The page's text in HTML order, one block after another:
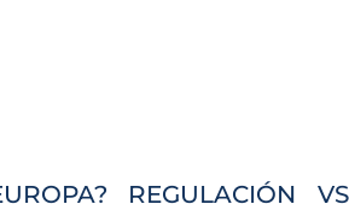
REGULACIÓN VS